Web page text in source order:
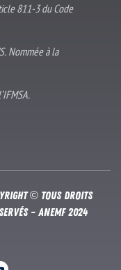
811-3 du Code
Nommée à la
© Tous droits
– Anemf 2024